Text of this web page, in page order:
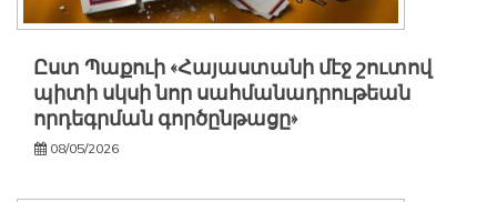
Ըստ Պաքուի «Հայաստանի մէջ շուտով
պիտի սկսի նոր սահմանադրութեան
որդեգրման գործընթացը»
08/05/2026